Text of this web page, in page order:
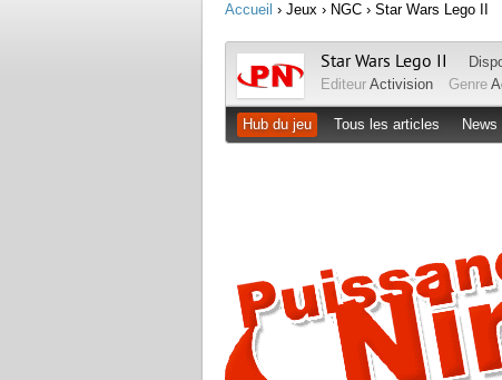
Accueil › Jeux › NGC › Star Wars Lego II
Star Wars Lego II
Editeur Activision Genre
Hub du jeu Tous les articles News